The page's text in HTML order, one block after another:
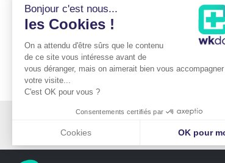
Cabinet du Docteur Mitz
Bonjour c'est nous...
les Cookies !
On a attendu d'être sûrs que le contenu
de ce site vous intéresse avant de
vous déranger, mais on aimerait bien vous
votre visite...
C'est OK pour vous ?
Consentements certifiés par
Cookies
OK pour
Axeptio consent
Plateforme de Gestion du Consentement :